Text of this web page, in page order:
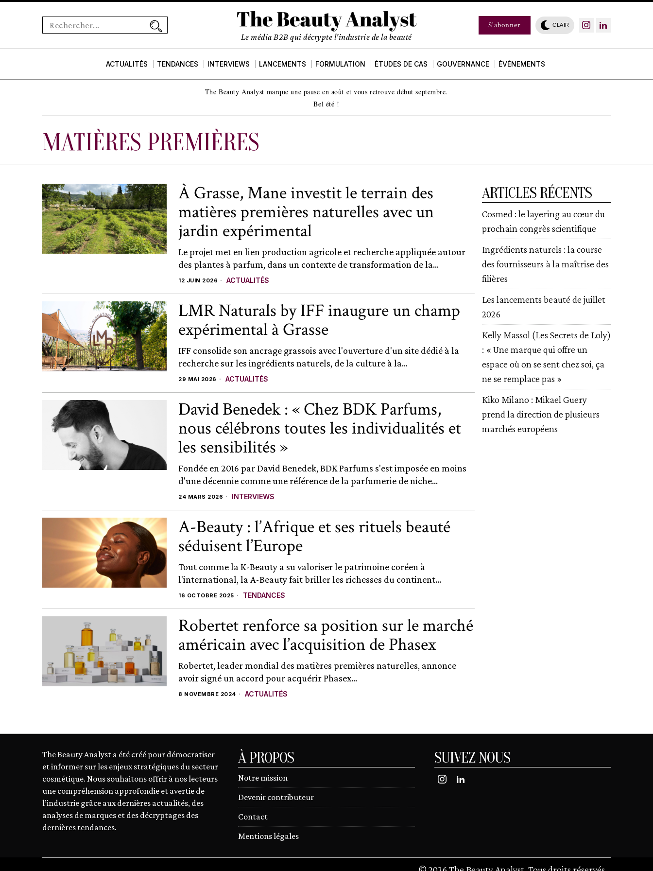
Le média B2B qui décrypte l'industrie de la beauté
S'abonner CLAIR
ACTUALITÉS TENDANCES INTERVIEWS LANCEMENTS FORMULATION ÉTUDES DE CAS GOUVERNANCE ÉVÈNEMENTS
The Beauty Analyst marque une pause en août et vous retrouve début septembre.
Bel été !
MATIÈRES PREMIÈRES
À Grasse, Mane investit le terrain des
matières premières naturelles avec un
jardin expérimental
Le projet met en lien production agricole et recherche appliquée autour
des plantes à parfum, dans un contexte de transformation de la...
12 JUIN 2026 ACTUALITÉS
LMR Naturals by IFF inaugure un champ
expérimental à Grasse
IFF consolide son ancrage grassois avec l'ouverture d'un site dédié à la
recherche sur les ingrédients naturels, de la culture à la...
29 MAI 2026 ACTUALITÉS
David Benedek : « Chez BDK Parfums,
nous célébrons toutes les individualités et
les sensibilités »
Fondée en 2016 par David Benedek, BDK Parfums s'est imposée en moins
d'une décennie comme une référence de la parfumerie de niche...
24 MARS 2026 INTERVIEWS
A-Beauty : l’Afrique et ses rituels beauté
séduisent l’Europe
Tout comme la K-Beauty a su valoriser le patrimoine coréen à
l'international, la A-Beauty fait briller les richesses du continent...
16 OCTOBRE 2025 TENDANCES
Robertet renforce sa position sur le marché
américain avec l’acquisition de Phasex
Robertet, leader mondial des matières premières naturelles, annonce
avoir signé un accord pour acquérir Phasex...
8 NOVEMBRE 2024 ACTUALITÉS
ARTICLES RÉCENTS
Cosmed : le layering au cœur du
prochain congrès scientifique
Ingrédients naturels : la course
des fournisseurs à la maîtrise des
filières
Les lancements beauté de juillet
2026
Kelly Massol (Les Secrets de Loly)
: « Une marque qui offre un
espace où on se sent chez soi, ça
ne se remplace pas »
Kiko Milano : Mikael Guery
prend la direction de plusieurs
marchés européens
The Beauty Analyst a été créé pour démocratiser
et informer sur les enjeux stratégiques du secteur
cosmétique. Nous souhaitons offrir à nos lecteurs
une compréhension approfondie et avertie de
l’industrie grâce aux dernières actualités, des
analyses de marques et des décryptages des
dernières tendances.
À PROPOS
Notre mission
Devenir contributeur
Contact
Mentions légales
SUIVEZ NOUS